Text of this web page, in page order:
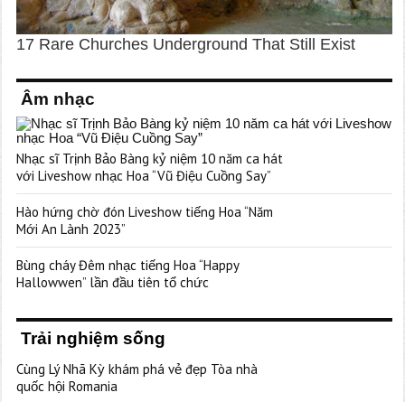
Âm nhạc
Nhạc sĩ Trịnh Bảo Bàng kỷ niệm 10 năm ca hát
với Liveshow nhạc Hoa “Vũ Điệu Cuồng Say”
Hào hứng chờ đón Liveshow tiếng Hoa “Năm
Mới An Lành 2023”
Bùng cháy Đêm nhạc tiếng Hoa “Happy
Hallowwen” lần đầu tiên tổ chức
Trải nghiệm sống
Cùng Lý Nhã Kỳ khám phá vẻ đẹp Tòa nhà
quốc hội Romania